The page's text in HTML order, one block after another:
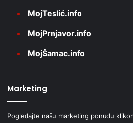
MojTeslić.info
MojPrnjavor.info
MojŠamac.info
Marketing
Pogledajte našu marketing ponudu